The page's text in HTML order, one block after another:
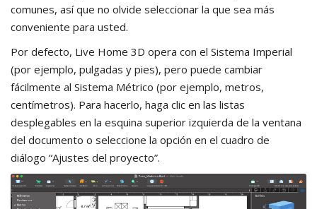
comunes, así que no olvide seleccionar la que sea más
conveniente para usted.
Por defecto, Live Home 3D opera con el Sistema Imperial
(por ejemplo, pulgadas y pies), pero puede cambiar
fácilmente al Sistema Métrico (por ejemplo, metros,
centímetros). Para hacerlo, haga clic en las listas
desplegables en la esquina superior izquierda de la ventana
del documento o seleccione la opción en el cuadro de
diálogo “Ajustes del proyecto”.